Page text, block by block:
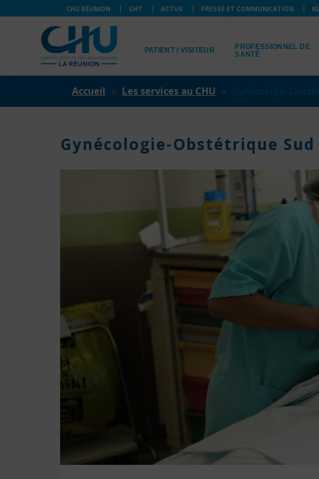
CHU RÉUNION GHT ACTUS PRESSE ET COMMUNICATION
PATIENT / VISITEUR
PROFESSIONNEL DE
SANTÉ
Accueil Les services au CHU
Gynécologie-Obstétrique Sud